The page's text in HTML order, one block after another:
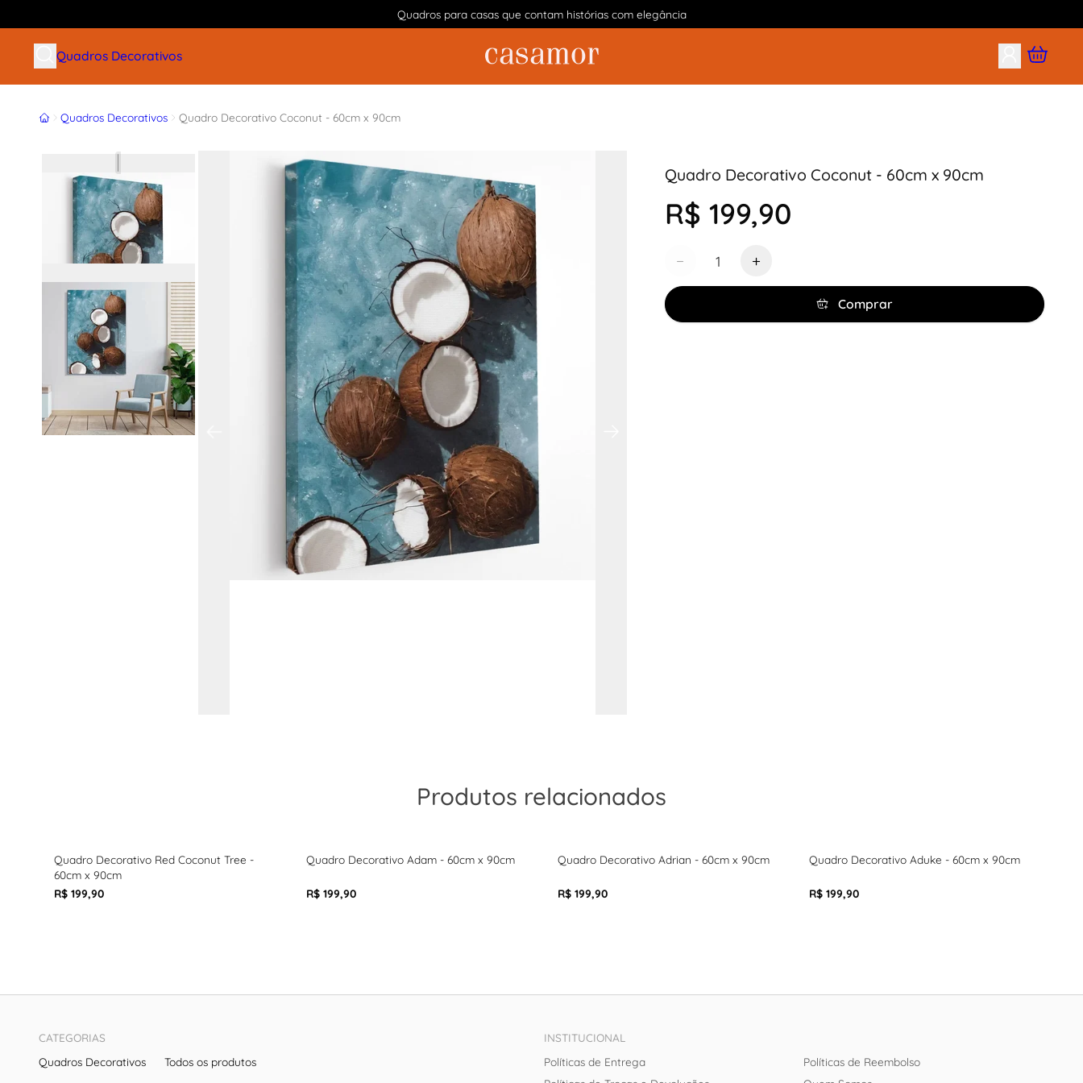
Quadros para casas que contam histórias com elegância
Buscar produtos
Quadros Decorativos
InícioQuadros Decorativos Quadro Decorativo Coconut - 60cm x 90cm
Quadro Decorativo Coconut - 60cm x 90cm
R$ 199,90
− +
Comprar
Produtos relacionados
Quadro Decorativo Red Coconut Tree -
60cm x 90cm
R$ 199,90
Quadro Decorativo Adam - 60cm x 90cm
R$ 199,90
Quadro Decorativo Adrian - 60cm x 90cm
R$ 199,90
Quadro Decorativo Aduke - 60cm x 90cm
R$ 199,90
CATEGORIAS
Quadros Decorativos
Todos os produtos
INSTITUCIONAL
Políticas de Entrega
Políticas de Reembolso